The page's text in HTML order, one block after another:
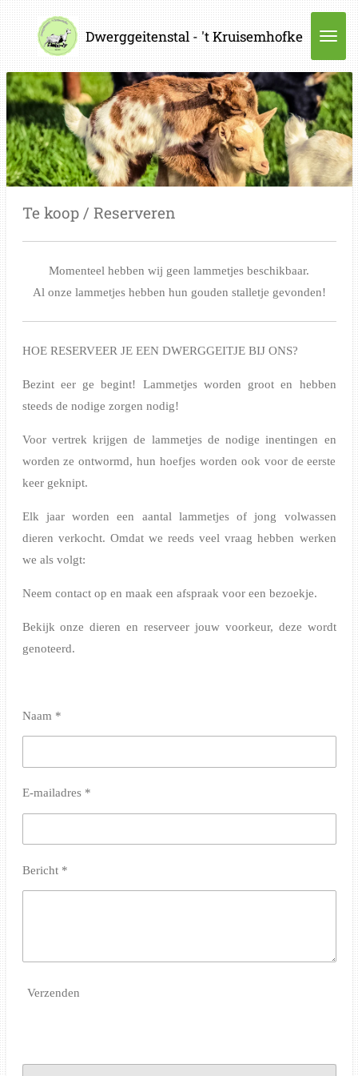
Ga
direct
naar
de
hoofdinhoud
Dwerggeitenstal - 't Kruisemhofke
Te koop / Reserveren
Momenteel hebben wij geen lammetjes beschikbaar.
Al onze lammetjes hebben hun gouden stalletje gevonden!
HOE RESERVEER JE EEN DWERGGEITJE BIJ ONS?
Bezint eer ge begint! Lammetjes worden groot en hebben
steeds de nodige zorgen nodig!
Voor vertrek krijgen de lammetjes de nodige inentingen en
worden ze ontwormd, hun hoefjes worden ook voor de eerste
keer geknipt.
Elk jaar worden een aantal lammetjes of jong volwassen
dieren verkocht. Omdat we reeds veel vraag hebben werken
we als volgt:
Neem contact op en maak een afspraak voor een bezoekje.
Bekijk onze dieren en reserveer jouw voorkeur, deze wordt
genoteerd.
Naam *
E-mailadres *
Bericht *
Verzenden